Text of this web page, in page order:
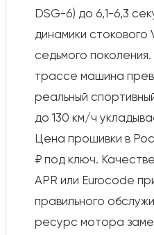
DSG-6) до 6,1-6,3
динамики стокового
седьмого
трассе машина
реальный
до 130 км/ч
Цена прошивки в
₽ под ключ.
APR или Eurocode
правильного
ресурс мотора